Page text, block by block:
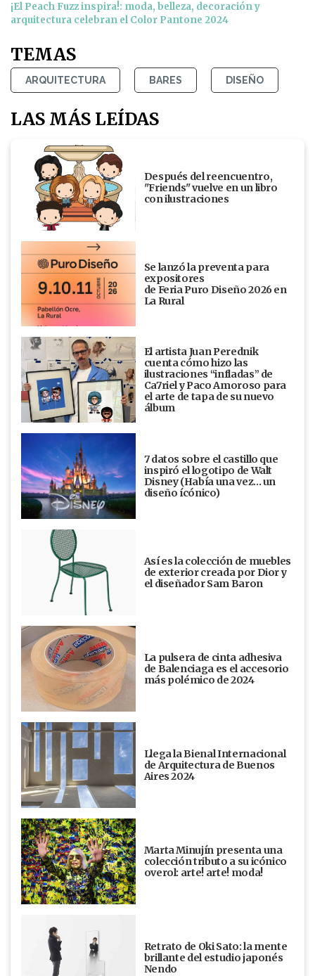
¡El Peach Fuzz inspira!: moda, belleza, decoración y
arquitectura celebran el Color Pantone 2024
TEMAS
ARQUITECTURA BARES DISEÑO
LAS MÁS LEÍDAS
Después del reencuentro,
"Friends" vuelve en un libro
con ilustraciones
Se lanzó la preventa para
expositores
de Feria Puro Diseño 2026 en
La Rural
El artista Juan Perednik
cuenta cómo hizo las
ilustraciones “infladas” de
Ca7riel y Paco Amoroso para
el arte de tapa de su nuevo
álbum
7 datos sobre el castillo que
inspiró el logotipo de Walt
Disney (Había una vez... un
diseño ícónico)
Así es la colección de muebles
de exterior creada por Dior y
el diseñador Sam Baron
La pulsera de cinta adhesiva
de Balenciaga es el accesorio
más polémico de 2024
Llega la Bienal Internacional
de Arquitectura de Buenos
Aires 2024
Marta Minujín presenta una
colección tributo a su icónico
overol: arte! arte! moda!
Retrato de Oki Sato: la mente
brillante del estudio japonés
Nendo